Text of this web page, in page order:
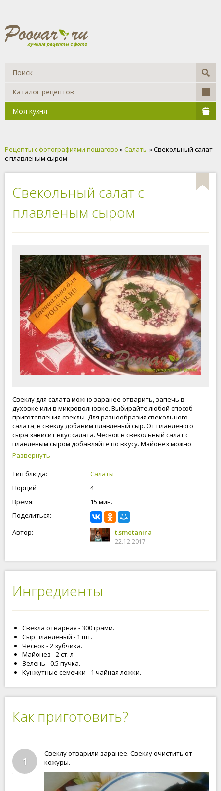
Каталог рецептов
Моя кухня
Рецепты с фотографиями пошагово »Салаты » Свекольный салат
с плавленым сыром
Свекольный салат с
плавленым сыром
Свеклу для салата можно заранее отварить, запечь в
духовке или в микроволновке. Выбирайте любой способ
приготовления свеклы. Для разнообразия свекольного
салата, в свеклу добавим плавленый сыр. От плавленого
сыра зависит вкус салата. Чеснок в свекольный салат с
плавленым сыром добавляйте по вкусу. Майонез можно
добавлять, а можно подавать салат и без майонеза, так как
в салате есть сыр. Соль в салат не добавляю, так как соль
имеется в сыре и майонезе. Приступим к приготовлению
свекольного салата с плавленым сыром!
Развернуть
Тип блюда:
Салаты
Порций:
4
Время:
15 мин.
Поделиться:
Автор:
t.smetanina
22.12.2017
Ингредиенты
Свекла отварная - 300 грамм.
Сыр плавленый - 1 шт.
Чеснок - 2 зубчика.
Майонез - 2 ст. л.
Зелень - 0.5 пучка.
Кунжутные семечки - 1 чайная ложки.
Как приготовить?
1
Свеклу отварили заранее. Свеклу очистить от
кожуры.